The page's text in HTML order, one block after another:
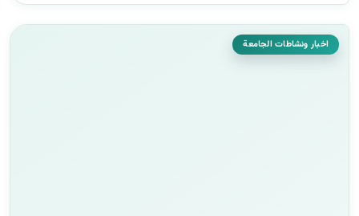
اخبار ونشاطات الجامعة